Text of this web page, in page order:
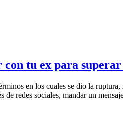
con tu ex para
en los cuales se dio la
redes sociales, mandar un